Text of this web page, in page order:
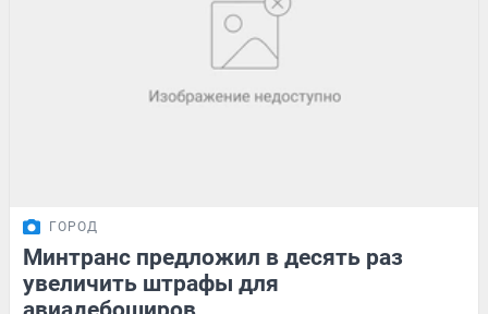
ГОРОД
Минтранс предложил в десять раз
увеличить штрафы для